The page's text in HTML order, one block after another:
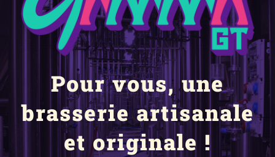
Pour vous, une
brasserie artisanale
et originale !